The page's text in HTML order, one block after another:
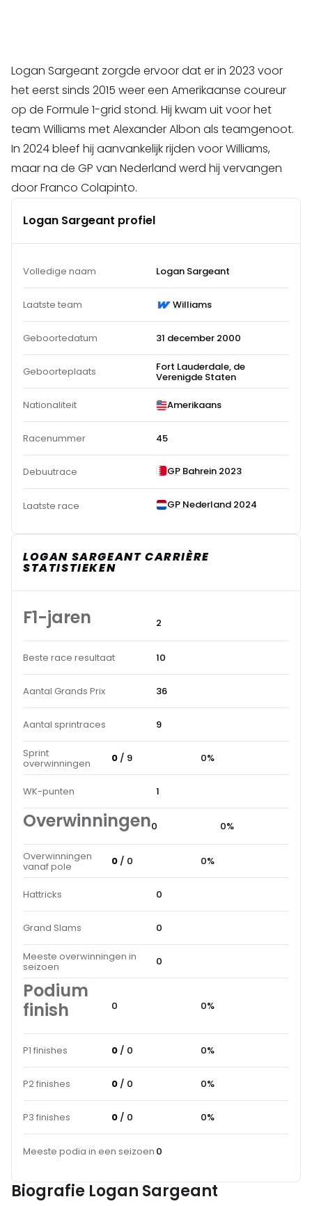
Logan Sargeant zorgde ervoor dat er in 2023 voor
het eerst sinds 2015 weer een Amerikaanse coureur
op de Formule 1-grid stond. Hij kwam uit voor het
team Williams met Alexander Albon als teamgenoot.
In 2024 bleef hij aanvankelijk rijden voor Williams,
maar na de GP van Nederland werd hij vervangen
door Franco Colapinto.
Logan Sargeant profiel
Volledige naam Logan Sargeant
Laatste team Williams
Geboortedatum 31 december 2000
Geboorteplaats Fort Lauderdale, de
Verenigde Staten
Nationaliteit Amerikaans
Racenummer 45
Debuutrace GP Bahrein 2023
Laatste race GP Nederland 2024
LOGAN SARGEANT CARRIÈRE
STATISTIEKEN
F1-jaren 2
Beste race resultaat 10
Aantal Grands Prix 36
Aantal sprintraces 9
Sprint
overwinningen 0 / 9 0%
WK-punten 1
Overwinningen0 0%
Overwinningen
vanaf pole 0 / 0 0%
Hattricks 0
Grand Slams 0
Meeste overwinningen in
seizoen 0
Podium
finish
0 0%
P1 finishes 0 / 0 0%
P2 finishes 0 / 0 0%
P3 finishes 0 / 0 0%
Meeste podia in een seizoen 0
Biografie Logan Sargeant